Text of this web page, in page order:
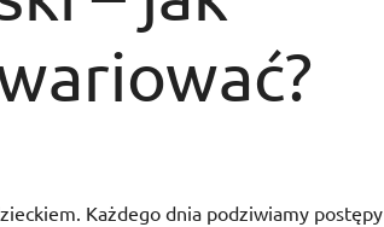
Każdego dnia podziwiamy postępy